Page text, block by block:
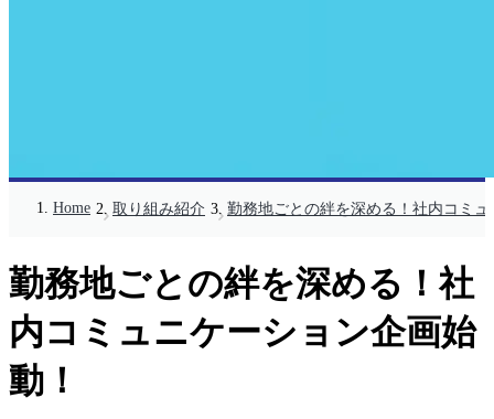
Home 取り組み紹介 勤務地ごとの絆を深める！社内コミ
勤務地ごとの絆を深める！社
内コミュニケーション企画始
動！